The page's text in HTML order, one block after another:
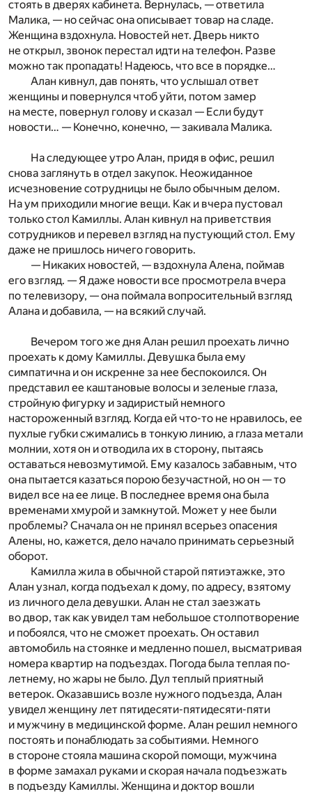
стоять в дверях кабинета. Вернулась, — ответила
Малика, — но сейчас она описывает товар на сладе.
Женщина вздохнула. Новостей нет. Дверь никто
не открыл, звонок перестал идти на телефон. Разве
можно так пропадать! Надеюсь, что все в порядке…
Алан кивнул, дав понять, что услышал ответ
женщины и повернулся чтоб уйти, потом замер
на месте, повернул голову и сказал — Если будут
новости… — Конечно, конечно, — закивала Малика.
На следующее утро Алан, придя в офис, решил
снова заглянуть в отдел закупок. Неожиданное
исчезновение сотрудницы не было обычным делом.
На ум приходили многие вещи. Как и вчера пустовал
только стол Камиллы. Алан кивнул на приветствия
сотрудников и перевел взгляд на пустующий стол. Ему
даже не пришлось ничего говорить.
— Никаких новостей, — вздохнула Алена, поймав
его взгляд. — Я даже новости все просмотрела вчера
по телевизору, — она поймала вопросительный взгляд
Алана и добавила, — на всякий случай.
Вечером того же дня Алан решил проехать лично
проехать к дому Камиллы. Девушка была ему
симпатична и он искренне за нее беспокоился. Он
представил ее каштановые волосы и зеленые глаза,
стройную фигурку и задиристый немного
настороженный взгляд. Когда ей что-то не нравилось, ее
пухлые губки сжимались в тонкую линию, а глаза метали
молнии, хотя он и отводила их в сторону, пытаясь
оставаться невозмутимой. Ему казалось забавным, что
она пытается казаться порою безучастной, но он — то
видел все на ее лице. В последнее время она была
временами хмурой и замкнутой. Может у нее были
проблемы? Сначала он не принял всерьез опасения
Алены, но, кажется, дело начало принимать серьезный
оборот.
Камилла жила в обычной старой пятиэтажке, это
Алан узнал, когда подъехал к дому, по адресу, взятому
из личного дела девушки. Алан не стал заезжать
во двор, так как увидел там небольшое столпотворение
и побоялся, что не сможет проехать. Он оставил
автомобиль на стоянке и медленно пошел, высматривая
номера квартир на подъездах. Погода была теплая по-
летнему, но жары не было. Дул теплый приятный
ветерок. Оказавшись возле нужного подъезда, Алан
увидел женщину лет пятидесяти-пятидесяти-пяти
и мужчину в медицинской форме. Алан решил немного
постоять и понаблюдать за событиями. Немного
в стороне стояла машина скорой помощи, мужчина
в форме замахал руками и скорая начала подъезжать
в подъезду Камиллы. Женщина и доктор вошли